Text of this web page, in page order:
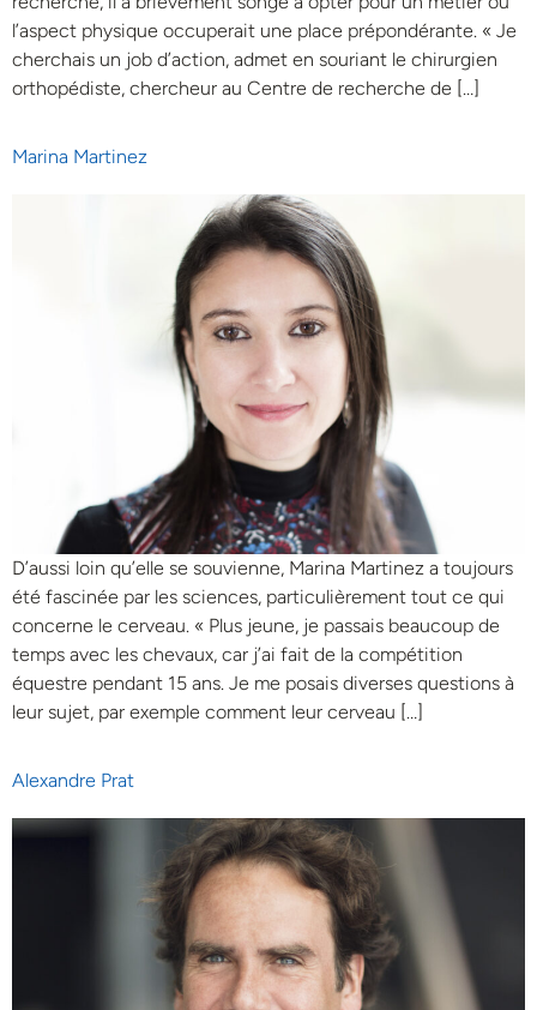
l’aspect physique occuperait une place prépondérante. « Je
cherchais un job d’action, admet en souriant le chirurgien
orthopédiste, chercheur au Centre de recherche de […]
Marina Martinez
D’aussi loin qu’elle se souvienne, Marina Martinez a toujours
été fascinée par les sciences, particulièrement tout ce qui
concerne le cerveau. « Plus jeune, je passais beaucoup de
temps avec les chevaux, car j’ai fait de la compétition
équestre pendant 15 ans. Je me posais diverses questions à
leur sujet, par exemple comment leur cerveau […]
Alexandre Prat